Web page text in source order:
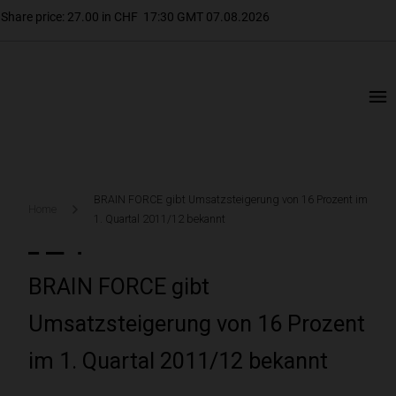
BRAIN FORCE gibt Umsatzsteigerung von 16 Prozent im
1. Quartal 2011/12 bekannt
BRAIN FORCE gibt
Umsatzsteigerung von 16 Prozent
im 1. Quartal 2011/12 bekannt